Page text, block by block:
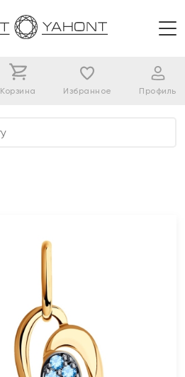
Корзина Избранное Профиль